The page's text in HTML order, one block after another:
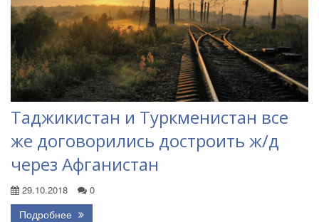
Таджикистан и Туркменистан все
же договорились достроить ж/д
через Афганистан
29.10.2018 0
Подробнее